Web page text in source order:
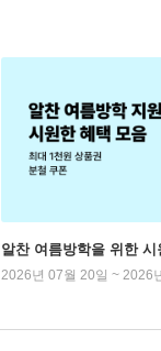
알찬 여름방학을 위한 시
2026년 07월 20일 ~ 2026